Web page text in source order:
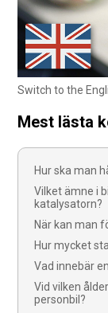
Switch to the
Mest lästa
Hur ska man
Vilket ämne i
katalysatorn?
När kan man
Hur mycket
Vad innebär
Vid vilken
personbil?